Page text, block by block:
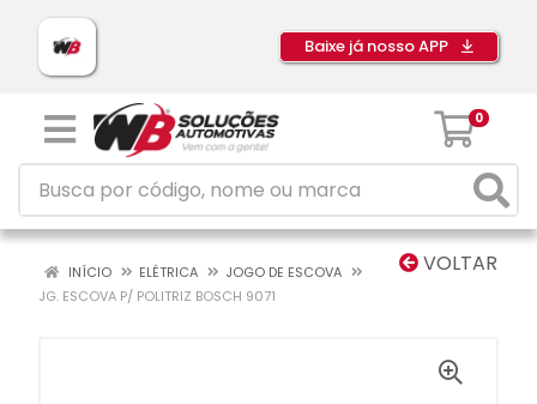
Baixe já nosso APP
0
VOLTAR
INÍCIO ELÉTRICA
JOGO DE ESCOVA
JG. ESCOVA P/ POLITRIZ BOSCH 9071